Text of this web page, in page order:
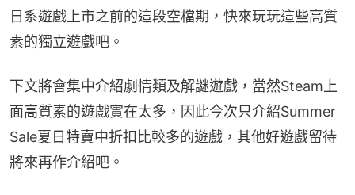
日系遊戲上市之前的這段空檔期，快來玩玩這些高質
素的獨立遊戲吧。
下文將會集中介紹劇情類及解謎遊戲，當然Steam上
面高質素的遊戲實在太多，因此今次只介紹Summer
Sale夏日特賣中折扣比較多的遊戲，其他好遊戲留待
將來再作介紹吧。